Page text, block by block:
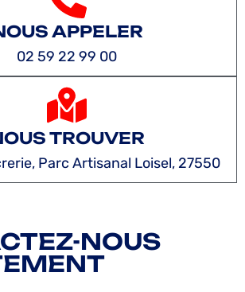
APPELER
02 59 22 99 00
TROUVER
Parc Artisanal Loisel, 27550
NOUS